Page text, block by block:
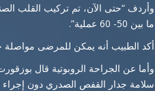
وأردف “حتى الآن، تم تركيب القلب
ما بين 50- 60 عملية”.
أكد الطبيب أنه يمكن للمرضى مواصلة
وأما عن الجراحة الروبوتية قال
سلامة جدار القفص الصدري دون إجراء